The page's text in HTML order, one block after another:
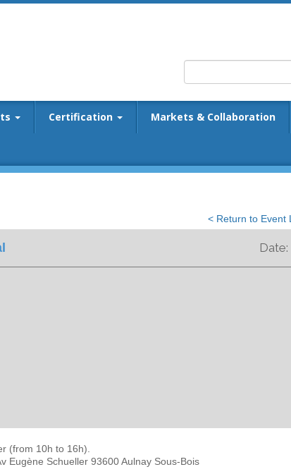
Certification Markets & Collaboration
< Return to Event
Date:
(from 10h to 16h).
Eugène Schueller 93600 Aulnay Sous-Bois